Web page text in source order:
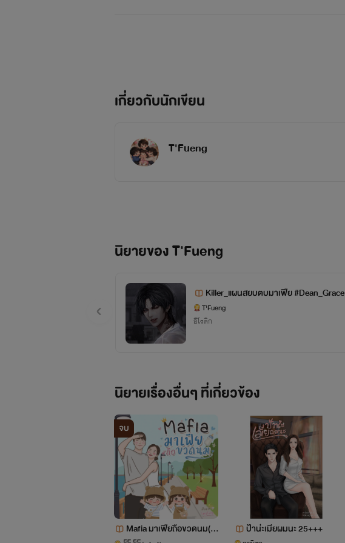
เกี่ยวกับนักเขียน
T'Fueng
นิยายของ T'Fueng
Killer_แผนสยบตบมาเฟีย #Dean_Grace
T'Fueng
อีโรติก
นิยายเรื่องอื่นๆ ที่เกี่ยวข้อง
จบ
Mafia มาเฟียถือขวดนม(ม
ป้าน่ะเมียผมนะ 25+++